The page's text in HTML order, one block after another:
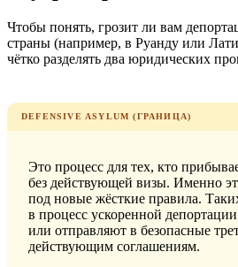
Чтобы понять, грозит ли вам
страны (например, в Руанду или
чётко разделять два юридических
DEFENSIVE ASYLUM (ГРАНИЦА)
Это процесс для тех, кто
без действующей визы. Именно
под новые жёсткие правила.
в процесс ускоренной
или отправляют в безопасные
действующим соглашениям.